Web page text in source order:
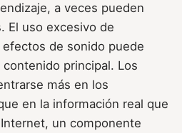
a veces pueden
El uso excesivo de
de sonido puede
principal. Los
más en los
en la información real que
un componente